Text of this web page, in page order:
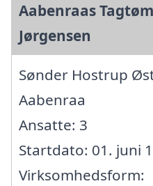
Aabenraas
Jørgensen
Sønder Hostrup
Aabenraa
Ansatte: 3
Startdato: 01. juni
Virksomhedsform: